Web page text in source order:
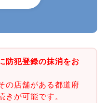
防犯登録の抹消をお
の店舗がある都道府
きが可能です。